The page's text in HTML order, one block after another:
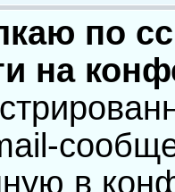
по
на
в